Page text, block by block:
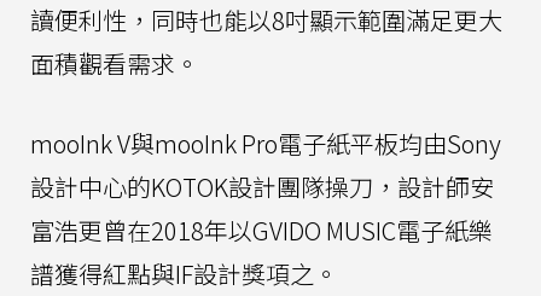
讀便利性，同時也能以8吋顯示範圍滿足更大
面積觀看需求。
mooInk V與mooInk Pro電子紙平板均由Sony
設計中心的KOTOK設計團隊操刀，設計師安
富浩更曾在2018年以GVIDO MUSIC電子紙樂
譜獲得紅點與IF設計獎項之。